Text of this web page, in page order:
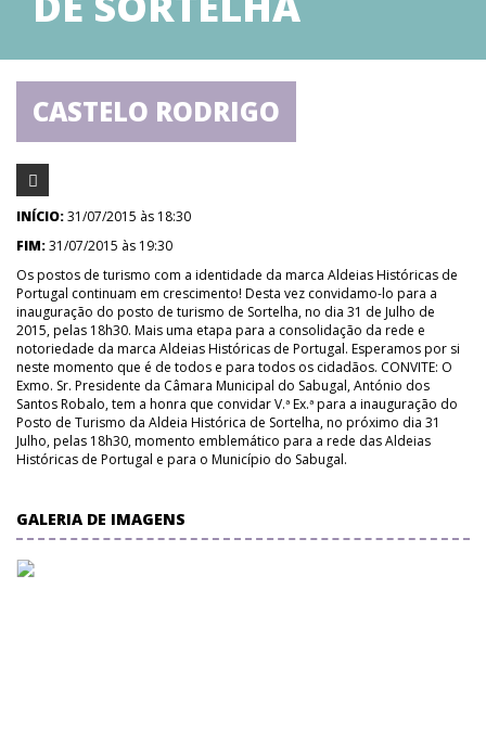
CASTELO RODRIGO
INÍCIO:31/07/2015 às 18:30
FIM:31/07/2015 às 19:30
Os postos de turismo com a identidade da marca Aldeias Históricas de
Portugal continuam em crescimento! Desta vez convidamo-lo para a
inauguração do posto de turismo de Sortelha, no dia 31 de Julho de
2015, pelas 18h30. Mais uma etapa para a consolidação da rede e
notoriedade da marca Aldeias Históricas de Portugal. Esperamos por si
neste momento que é de todos e para todos os cidadãos. CONVITE: O
Exmo. Sr. Presidente da Câmara Municipal do Sabugal, António dos
Santos Robalo, tem a honra que convidar V.ª Ex.ª para a inauguração do
Posto de Turismo da Aldeia Histórica de Sortelha, no próximo dia 31
Julho, pelas 18h30, momento emblemático para a rede das Aldeias
Históricas de Portugal e para o Município do Sabugal.
GALERIA DE IMAGENS